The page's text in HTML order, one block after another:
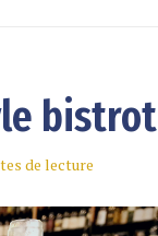
bistrot
de lecture